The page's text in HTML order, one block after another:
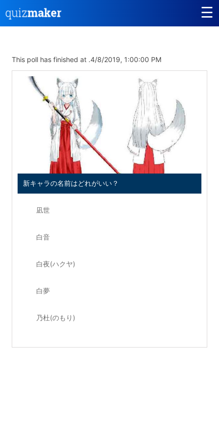
☰
This poll has finished at .4/8/2019, 1:00:00 PM
新キャラの名前はどれがいい？
凪世
白音
白夜(ハクヤ)
白夢
乃杜(のもり)